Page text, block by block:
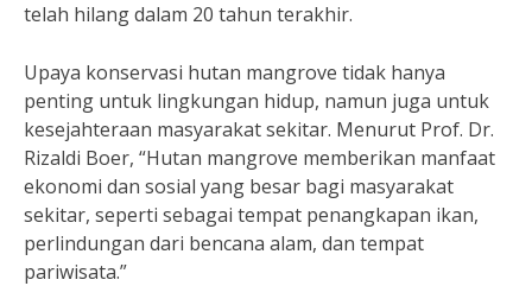
telah hilang dalam 20 tahun terakhir.
Upaya konservasi hutan mangrove tidak hanya
penting untuk lingkungan hidup, namun juga untuk
kesejahteraan masyarakat sekitar. Menurut Prof. Dr.
Rizaldi Boer, “Hutan mangrove memberikan manfaat
ekonomi dan sosial yang besar bagi masyarakat
sekitar, seperti sebagai tempat penangkapan ikan,
perlindungan dari bencana alam, dan tempat
pariwisata.”